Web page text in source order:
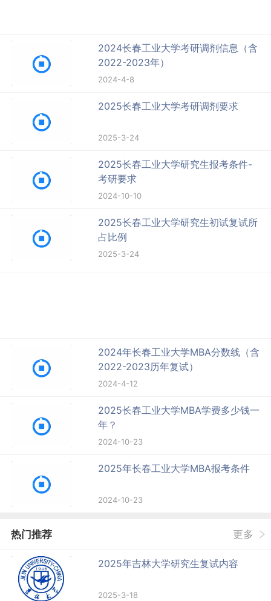
2024长春工业大学考研调剂信息（含
2022-2023年）
2024-4-8
2025长春工业大学考研调剂要求
2025-3-24
2025长春工业大学研究生报考条件-
考研要求
2024-10-10
2025长春工业大学研究生初试复试所
占比例
2025-3-24
2024年长春工业大学MBA分数线（含
2022-2023历年复试）
2024-4-12
2025长春工业大学MBA学费多少钱一
年？
2024-10-23
2025年长春工业大学MBA报考条件
2024-10-23
热门推荐 更多
2025年吉林大学研究生复试内容
2025-3-18